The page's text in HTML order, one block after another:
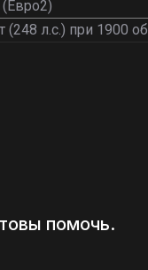
(248 л.с.) при 1900
помочь.